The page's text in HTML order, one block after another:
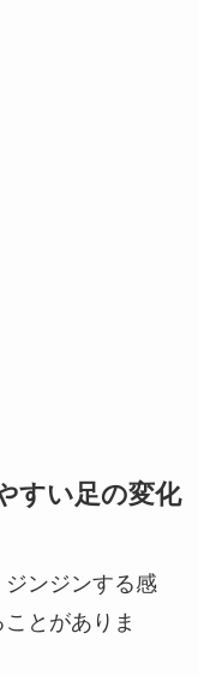
すい足の変化
ンジンする感
とがありま